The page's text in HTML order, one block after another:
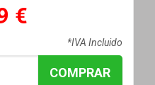
€
*IVA Incluido
COMPRAR